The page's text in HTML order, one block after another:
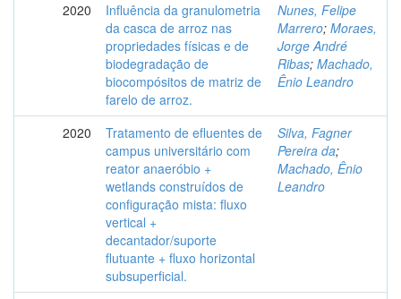
2020
Influência da granulometria
da casca de arroz nas
propriedades físicas e de
biodegradação de
biocompósitos de matriz de
farelo de arroz.
Nunes, Felipe
Marrero; Moraes,
Jorge André
Ribas; Machado,
Ênio Leandro
2020
Tratamento de efluentes de
campus universitário com
reator anaeróbio +
wetlands construídos de
configuração mista: fluxo
vertical +
decantador/suporte
flutuante + fluxo horizontal
subsuperficial.
Silva, Fagner
Pereira da;
Machado, Ênio
Leandro